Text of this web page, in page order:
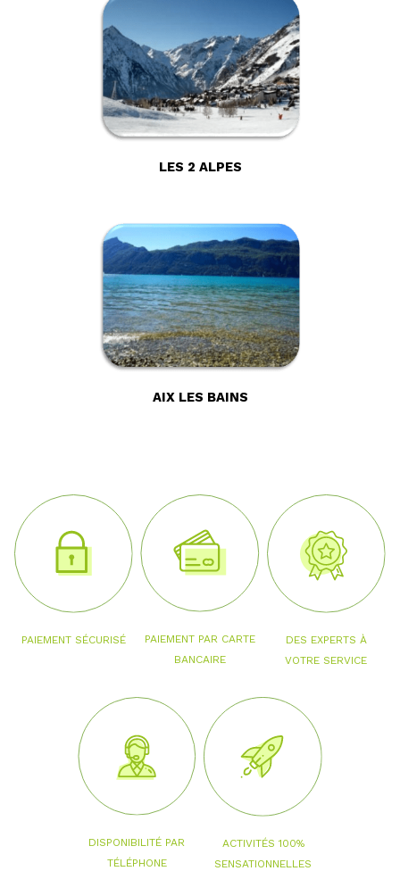
LES 2 ALPES
AIX LES BAINS
PAIEMENT SÉCURISÉ
PAIEMENT PAR CARTE
BANCAIRE
DES EXPERTS À
VOTRE SERVICE
DISPONIBILITÉ PAR
TÉLÉPHONE
ACTIVITÉS 100%
SENSATIONNELLES